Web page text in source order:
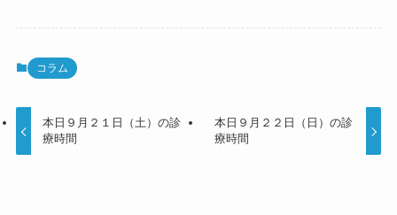
コラム
本日９月２１日（土）の診
療時間
本日９月２２日（日）の診
療時間